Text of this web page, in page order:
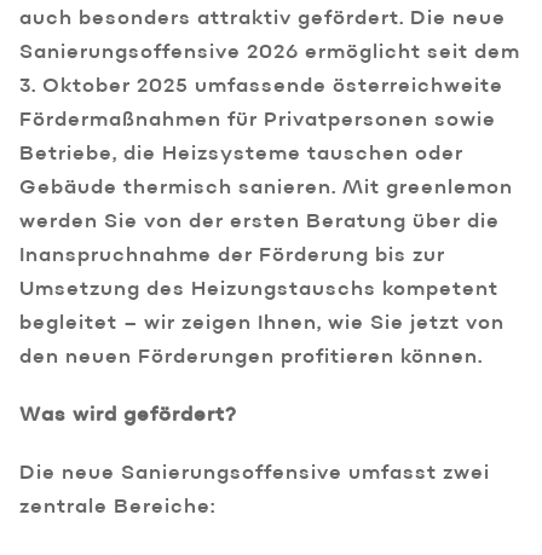
auch besonders attraktiv gefördert. Die neue
Sanierungsoffensive 2026 ermöglicht seit dem
3. Oktober 2025 umfassende österreichweite
Fördermaßnahmen für Privatpersonen sowie
Betriebe, die Heizsysteme tauschen oder
Gebäude thermisch sanieren. Mit greenlemon
werden Sie von der ersten Beratung über die
Inanspruchnahme der Förderung bis zur
Umsetzung des Heizungstauschs kompetent
begleitet – wir zeigen Ihnen, wie Sie jetzt von
den neuen Förderungen profitieren können.
Was wird gefördert?
Die neue Sanierungsoffensive umfasst zwei
zentrale Bereiche: